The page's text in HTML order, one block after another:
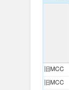
旧MCC
旧MCC